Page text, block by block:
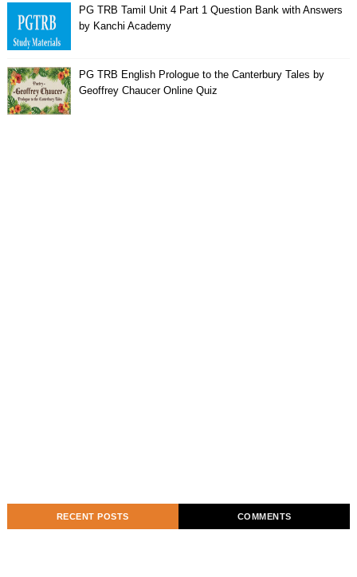
PG TRB Tamil Unit 4 Part 1 Question Bank with Answers
by Kanchi Academy
PG TRB English Prologue to the Canterbury Tales by
Geoffrey Chaucer Online Quiz
RECENT POSTS COMMENTS